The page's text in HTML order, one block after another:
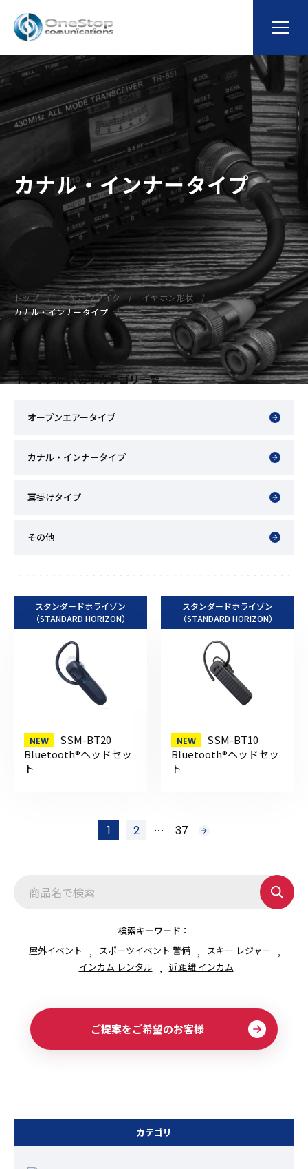
カナル・インナータイプ
トップ イヤホンマイク
イヤホン形状
カナル・インナータイプ
カテゴリ
イヤホン形状 の小カテゴリ一覧
オープンエアータイプ
カナル・インナータイプ
耳掛けタイプ
その他
スタンダードホライゾン
（STANDARD HORIZON）
SSM-BT20
Bluetooth®ヘッドセッ
ト
スタンダードホライゾン
（STANDARD HORIZON）
SSM-BT10
Bluetooth®ヘッドセッ
ト
1 2 … 37 次
検索キーワード：
屋外イベント
スポーツイベント 警備
スキー レジャー
インカム レンタル
近距離 インカム
ご提案をご希望のお客様